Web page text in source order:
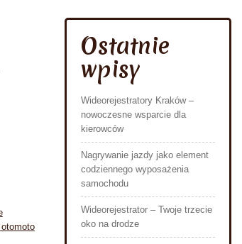
Ostatnie
wpisy
Wideorejestratory Kraków –
nowoczesne wsparcie dla
kierowców
Nagrywanie jazdy jako element
codziennego wyposażenia
samochodu
Wideorejestrator – Twoje trzecie
oko na drodze